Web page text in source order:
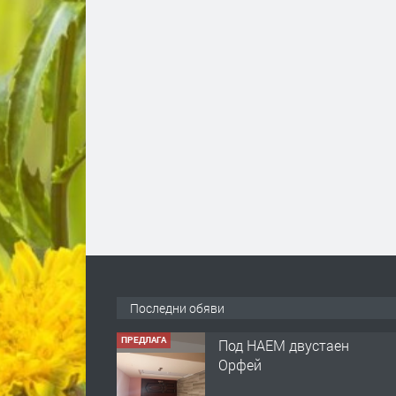
Последни обяви
ПРЕДЛАГА
Под НАЕМ двустаен
Орфей